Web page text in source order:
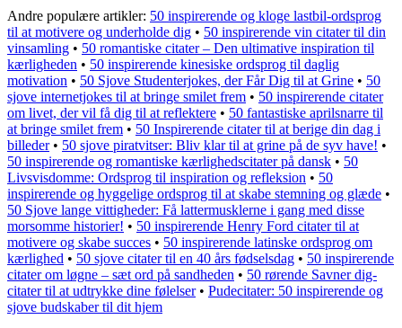
Andre populære artikler: 50 inspirerende og kloge lastbil-ordsprog
til at motivere og underholde dig • 50 inspirerende vin citater til din
vinsamling • 50 romantiske citater – Den ultimative inspiration til
kærligheden • 50 inspirerende kinesiske ordsprog til daglig
motivation • 50 Sjove Studenterjokes, der Får Dig til at Grine • 50
sjove internetjokes til at bringe smilet frem • 50 inspirerende citater
om livet, der vil få dig til at reflektere • 50 fantastiske aprilsnarre til
at bringe smilet frem • 50 Inspirerende citater til at berige din dag i
billeder• 50 sjove piratvitser: Bliv klar til at grine på de syv have! •
50 inspirerende og romantiske kærlighedscitater på dansk • 50
Livsvisdomme: Ordsprog til inspiration og refleksion • 50
inspirerende og hyggelige ordsprog til at skabe stemning og glæde •
50 Sjove lange vittigheder: Få lattermusklerne i gang med disse
morsomme historier! • 50 inspirerende Henry Ford citater til at
motivere og skabe succes • 50 inspirerende latinske ordsprog om
kærlighed • 50 sjove citater til en 40 års fødselsdag • 50 inspirerende
citater om løgne – sæt ord på sandheden • 50 rørende Savner dig-
citater til at udtrykke dine følelser• Pudecitater: 50 inspirerende og
sjove budskaber til dit hjem